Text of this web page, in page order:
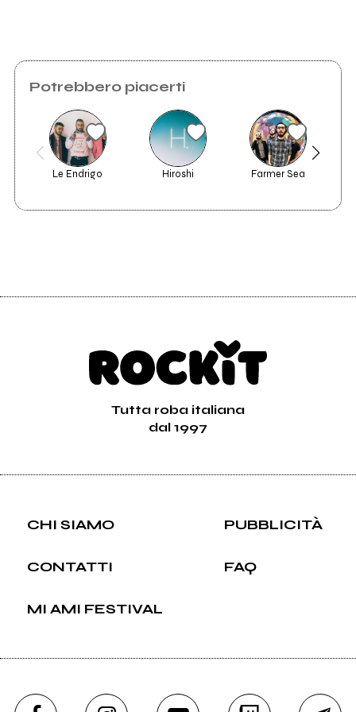
Potrebbero piacerti
Le Endrigo Hiroshi Farmer Sea
Tutta roba italiana
dal 1997
CHI SIAMO PUBBLICITÀ
CONTATTI FAQ
MI AMI FESTIVAL